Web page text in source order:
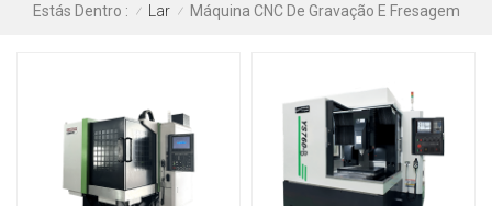
Estás Dentro : / Lar / Máquina CNC De Gravação E Fresagem